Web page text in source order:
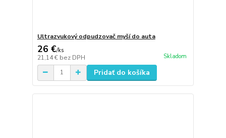
Ultrazvukový odpudzovač myší do auta
26 €/ks
21,14 € bez DPH Skladom
Pridať do košíka